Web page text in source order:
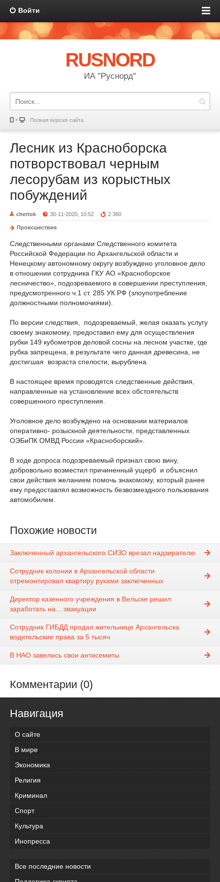
Войти
RUSNORD
ИА "Руснорд"
Полная версия сайта
Лесник из Красноборска
потворствовал черным
лесорубам из корыстных
побуждений
chertok 30-11-2020, 10:52 2 360
Происшествия
Следственными органами Следственного комитета
Российской Федерации по Архангельской области и
Ненецкому автономному округу возбуждено уголовное дело
в отношении сотрудника ГКУ АО «Красноборское
лесничество», подозреваемого в совершении преступления,
предусмотренного ч.1 ст. 285 УК РФ (злоупотребление
должностными полномочиями).
По версии следствия, подозреваемый, желая оказать услугу
своему знакомому, предоставил ему для осуществления
рубки 149 кубометров деловой сосны на лесном участке, где
рубка запрещена, в результате чего данная древесина, не
достигшая возраста спелости, вырублена.
В настоящее время проводятся следственные действия,
направленные на установление всех обстоятельств
совершенного преступления.
Уголовное дело возбуждено на основании материалов
оперативно- розыскной деятельности, представленных
ОЭБиПК ОМВД России «Красноборский».
В ходе допроса подозреваемый признал свою вину,
добровольно возместил причиненный ущерб и объяснил
свои действия желанием помочь знакомому, который ранее
ему предоставлял возможность безвозмездного пользования
автомобилем.
Похожие новости
Заключенный архангельского СИЗО врезал надзирателю
Сотрудник колонии в Архангельской области
отремонтировал квартиру руками заключенных
Директор казенного учреждения в Вельске решил
заработать на... эвакуации
Сотрудник ГИБДД продал жительнице Архангельска
водительские права за 5 тысяч
В НАО завелись свои антисемиты
Комментарии (0)
Навигация
О сайте
В мире
Экономика
Религия
Криминал
Спорт
Культура
Инопресса
Все последние новости